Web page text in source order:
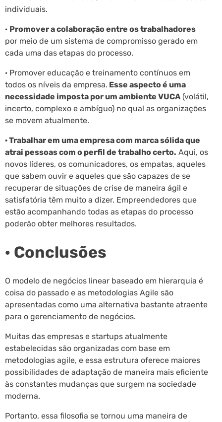
individuais.
· Promover a colaboração entre os trabalhadores
por meio de um sistema de compromisso gerado em
cada uma das etapas do processo.
· Promover educação e treinamento contínuos em
todos os níveis da empresa. Esse aspecto é uma
necessidade imposta por um ambiente VUCA (volátil,
incerto, complexo e ambíguo) no qual as organizações
se movem atualmente.
· Trabalhar em uma empresa com marca sólida que
atrai pessoas com o perfil de trabalho certo. Aqui, os
novos líderes, os comunicadores, os empatas, aqueles
que sabem ouvir e aqueles que são capazes de se
recuperar de situações de crise de maneira ágil e
satisfatória têm muito a dizer. Empreendedores que
estão acompanhando todas as etapas do processo
poderão obter melhores resultados.
· Conclusões
O modelo de negócios linear baseado em hierarquia é
coisa do passado e as metodologias Agile são
apresentadas como uma alternativa bastante atraente
para o gerenciamento de negócios.
Muitas das empresas e startups atualmente
estabelecidas são organizadas com base em
metodologias agile, e essa estrutura oferece maiores
possibilidades de adaptação de maneira mais eficiente
às constantes mudanças que surgem na sociedade
moderna.
Portanto, essa filosofia se tornou uma maneira de